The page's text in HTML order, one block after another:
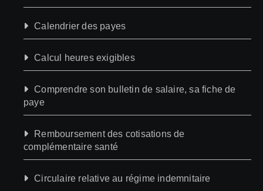
Calendrier des payes
Calcul heures exigibles
Comprendre son bulletin de salaire, sa fiche de
paye
Remboursement des cotisations de
complémentaire santé
Circulaire relative au régime indemnitaire